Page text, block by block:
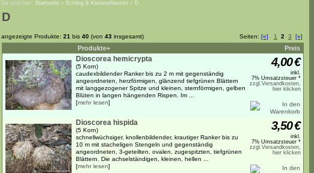
Sie sind hier: Startseite » Schling & Kletterpflanzen » D
D
angezeigte Produkte: 21 bis 40 (von 43 insgesamt) Seiten: [«] 1 2 3 [»]
Produkte+ Preis
Dioscorea hemicrypta
(5 Korn)
caudexbildender Ranker bis zu 2 m mit gegenständig
angeordneten, herzförmigen, glänzend tiefgrünen Blättern
mit langgezogener Spitze und kleinen, sternförmigen, gelben
Blüten in langen hängenden Rispen. Im ...
[mehr lesen]
4,00€
inkl.
7% Umsatzsteuer *
zzgl.Versandkosten,
hier klicken
Dioscorea hispida
(5 Korn)
schnellwüchsiger, knollenbildender, krautiger Ranker bis zu
10 m mit stacheligen Stengeln und gegenständig
angeordneten, 3-geteilten, ovalen, zugespitzten, tiefgrünen
Blättern. Die achselständigen, kleinen, hellen ...
[mehr lesen]
3,50€
inkl.
7% Umsatzsteuer *
zzgl.Versandkosten,
hier klicken